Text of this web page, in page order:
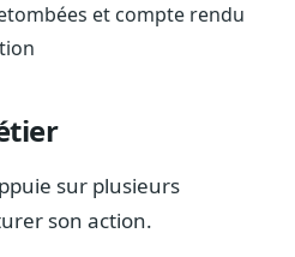
finance, numérique…
Legiwatch incluse
et compte rendu
sur plusieurs
son action.